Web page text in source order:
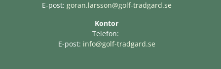
E-post: goran.larsson@golf-tradgard.se
Kontor
Telefon:
E-post: info@golf-tradgard.se